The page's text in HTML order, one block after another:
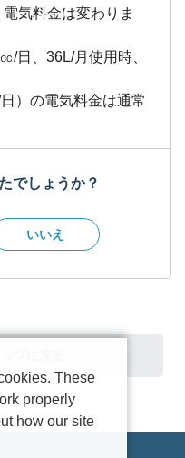
気料金は変わりま
/日、36L/月使用時、
）の電気料金は通常
でしょうか？
いいえ
These
properly
how our site